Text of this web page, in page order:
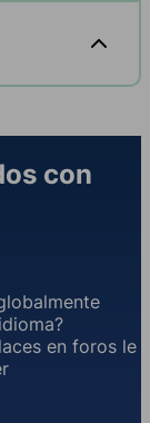
con
en foros le